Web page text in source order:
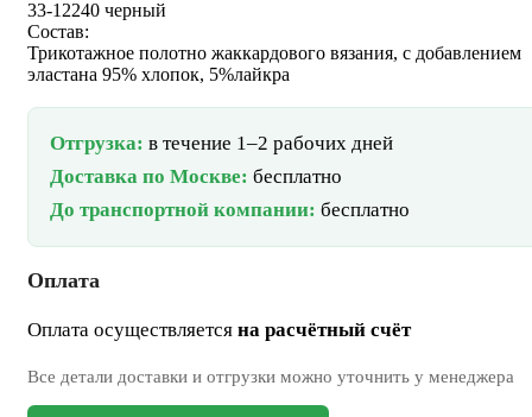
33-12240 черный
Состав:
Трикотажное полотно жаккардового вязания, с добавлением
эластана 95% хлопок, 5%лайкра
Отгрузка: в течение 1–2 рабочих дней
Доставка по Москве: бесплатно
До транспортной компании: бесплатно
Оплата
Оплата осуществляется на расчётный счёт
Все детали доставки и отгрузки можно уточнить у менеджера